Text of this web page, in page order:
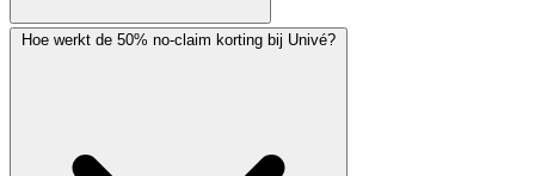
Hoe werkt de 50% no-claim korting bij Univé?